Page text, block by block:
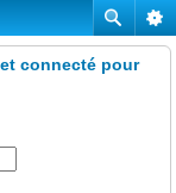
connecté pour